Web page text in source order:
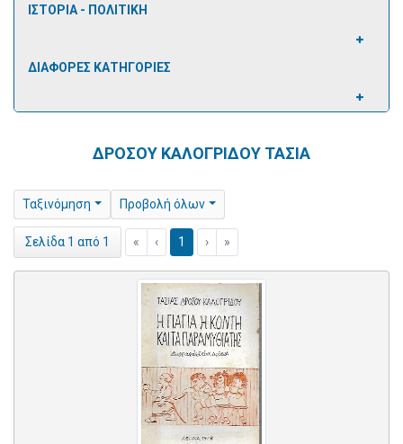
ΙΣΤΟΡΙΑ - ΠΟΛΙΤΙΚΗ
ΔΙΑΦΟΡΕΣ ΚΑΤΗΓΟΡΙΕΣ
ΔΡΟΣΟΥ ΚΑΛΟΓΡΙΔΟΥ ΤΑΣΙΑ
Ταξινόμηση Προβολή όλων
Σελίδα 1 από 1 « ‹ 1 › »